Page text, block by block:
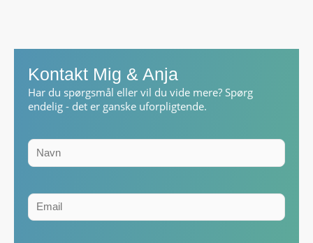
Kontakt Mig & Anja
Har du spørgsmål eller vil du vide mere? Spørg
endelig - det er ganske uforpligtende.